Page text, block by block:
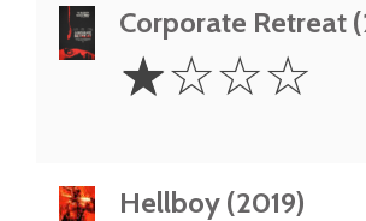
Corporate Retreat
Star
☆☆☆☆
Hellboy (2019)